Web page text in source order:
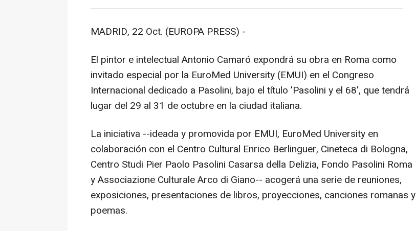
MADRID, 22 Oct. (EUROPA PRESS) -
El pintor e intelectual Antonio Camaró expondrá su obra en Roma como
invitado especial por la EuroMed University (EMUI) en el Congreso
Internacional dedicado a Pasolini, bajo el título 'Pasolini y el 68', que tendrá
lugar del 29 al 31 de octubre en la ciudad italiana.
La iniciativa --ideada y promovida por EMUI, EuroMed University en
colaboración con el Centro Cultural Enrico Berlinguer, Cineteca di Bologna,
Centro Studi Pier Paolo Pasolini Casarsa della Delizia, Fondo Pasolini Roma
y Associazione Culturale Arco di Giano-- acogerá una serie de reuniones,
exposiciones, presentaciones de libros, proyecciones, canciones romanas y
poemas.